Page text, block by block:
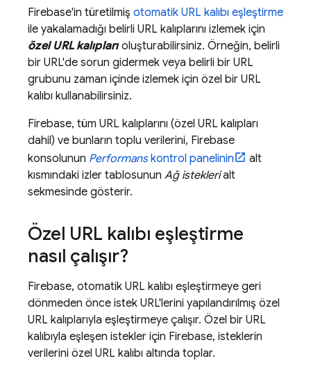
Firebase'in türetilmiş otomatik URL kalıbı eşleştirme
ile yakalamadığı belirli URL kalıplarını izlemek için
özel URL kalıplarıoluşturabilirsiniz. Örneğin, belirli
bir URL'de sorun gidermek veya belirli bir URL
grubunu zaman içinde izlemek için özel bir URL
kalıbı kullanabilirsiniz.
Firebase, tüm URL kalıplarını (özel URL kalıpları
dahil) ve bunların toplu verilerini, Firebase
konsolunun Performanskontrol panelinin
alt
kısmındaki izler tablosunun Ağ isteklerialt
sekmesinde gösterir.
Özel URL kalıbı eşleştirme
nasıl çalışır?
Firebase, otomatik URL kalıbı eşleştirmeye geri
dönmeden önce istek URL'lerini yapılandırılmış özel
URL kalıplarıyla eşleştirmeye çalışır. Özel bir URL
kalıbıyla eşleşen istekler için Firebase, isteklerin
verilerini özel URL kalıbı altında toplar.